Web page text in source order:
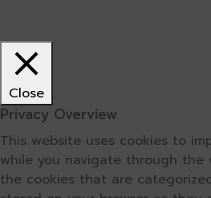
Close
Privacy Overview
This website uses cookies to
while you navigate through the
the cookies that are